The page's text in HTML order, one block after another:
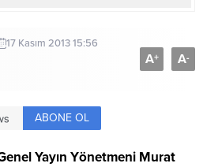
17 Kasım 2013 15:56
A+ A-
ABONE OL
Yayın Yönetmeni Murat